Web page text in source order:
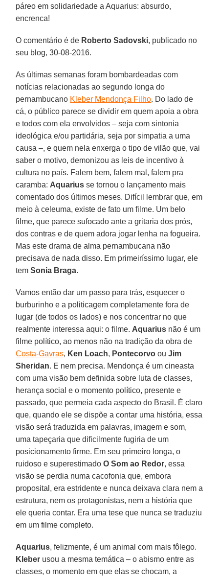
páreo em solidariedade a Aquarius: absurdo,
encrenca!
O comentário é de Roberto Sadovski, publicado no
seu blog, 30-08-2016.
As últimas semanas foram bombardeadas com
notícias relacionadas ao segundo longa do
pernambucano Kleber Mendonça Filho. Do lado de
cá, o público parece se dividir em quem apoia a obra
e todos com ela envolvidos – seja com sintonia
ideológica e/ou partidária, seja por simpatia a uma
causa –, e quem nela enxerga o tipo de vilão que, vai
saber o motivo, demonizou as leis de incentivo à
cultura no país. Falem bem, falem mal, falem pra
caramba: Aquarius se tornou o lançamento mais
comentado dos últimos meses. Difícil lembrar que, em
meio à celeuma, existe de fato um filme. Um belo
filme, que parece sufocado ante a gritaria dos prós,
dos contras e de quem adora jogar lenha na fogueira.
Mas este drama de alma pernambucana não
precisava de nada disso. Em primeiríssimo lugar, ele
temSonia Braga.
Vamos então dar um passo para trás, esquecer o
burburinho e a politicagem completamente fora de
lugar (de todos os lados) e nos concentrar no que
realmente interessa aqui: o filme. Aquarius não é um
filme político, ao menos não na tradição da obra de
Costa-Gavras, Ken Loach, Pontecorvo ouJim
Sheridan. E nem precisa. Mendonça é um cineasta
com uma visão bem definida sobre luta de classes,
herança social e o momento político, presente e
passado, que permeia cada aspecto do Brasil. É claro
que, quando ele se dispõe a contar uma história, essa
visão será traduzida em palavras, imagem e som,
uma tapeçaria que dificilmente fugiria de um
posicionamento firme. Em seu primeiro longa, o
ruidoso e superestimadoO Som ao Redor, essa
visão se perdia numa cacofonia que, embora
proposital, era estridente e nunca deixava clara nem a
estrutura, nem os protagonistas, nem a história que
ele queria contar. Era uma tese que nunca se traduziu
em um filme completo.
Aquarius, felizmente, é um animal com mais fôlego.
Kleber usou a mesma temática – o abismo entre as
classes, o momento em que elas se chocam, a